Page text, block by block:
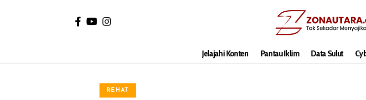
Jelajahi Konten Pantau Iklim Data Sulut
REHAT